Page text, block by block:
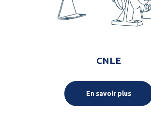
CNLE
En savoir plus